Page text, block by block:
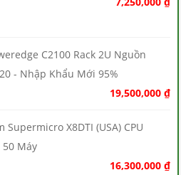
C2100 Rack 2U Nguồn
- Nhập Khẩu Mới 95%
19,500,000 ₫
Supermicro X8DTI (USA) CPU
50 Máy
16,300,000 ₫